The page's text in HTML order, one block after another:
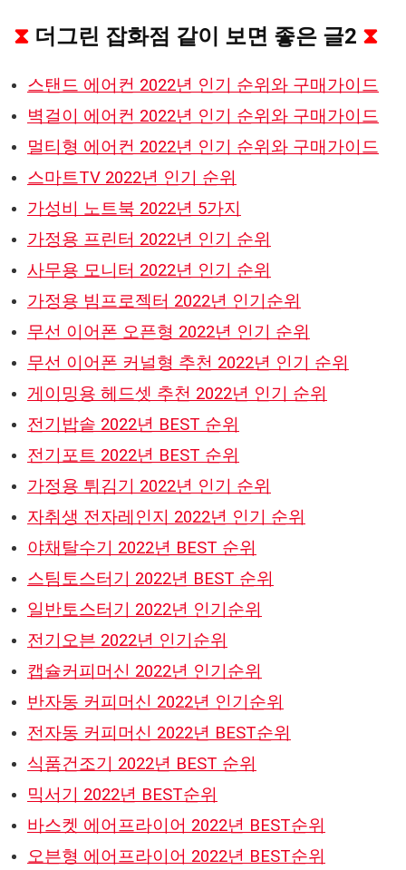
⧗ 더그린 잡화점 같이 보면 좋은 글2 ⧗
스탠드 에어컨 2022년 인기 순위와 구매가이드
벽걸이 에어컨 2022년 인기 순위와 구매가이드
멀티형 에어컨 2022년 인기 순위와 구매가이드
스마트TV 2022년 인기 순위
가성비 노트북 2022년 5가지
가정용 프린터 2022년 인기 순위
사무용 모니터 2022년 인기 순위
가정용 빔프로젝터 2022년 인기순위
무선 이어폰 오픈형 2022년 인기 순위
무선 이어폰 커널형 추천 2022년 인기 순위
게이밍용 헤드셋 추천 2022년 인기 순위
전기밥솥 2022년 BEST 순위
전기포트 2022년 BEST 순위
가정용 튀김기 2022년 인기 순위
자취생 전자레인지 2022년 인기 순위
야채탈수기 2022년 BEST 순위
스팀토스터기 2022년 BEST 순위
일반토스터기 2022년 인기순위
전기오븐 2022년 인기순위
캡슐커피머신 2022년 인기순위
반자동 커피머신 2022년 인기순위
전자동 커피머신 2022년 BEST순위
식품건조기 2022년 BEST 순위
믹서기 2022년 BEST순위
바스켓 에어프라이어 2022년 BEST순위
오븐형 에어프라이어 2022년 BEST순위